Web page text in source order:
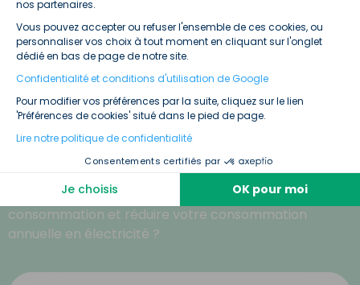
Appelez le service client téléphonique de votre
fournisseur d’énergie, ils pourront vous aider sans
problème. Le service client d’Ohm Énergie est
disponible en ligne sur notre chat 24h/24 et 7j/7 et au
09 70 70 21 25
Nos meilleurs conseils pour optimiser
votre consommation d’électricité
Envie de plus de conseils pour revoir vos habitudes de
consommation et réduire votre consommation
annuelle en électricité ?
nos partenaires.
Vous pouvez accepter ou refuser l'ensemble de ces cookies, ou
personnaliser vos choix à tout moment en cliquant sur l'onglet
dédié en bas de page de notre site.
Confidentialité et conditions d'utilisation de Google
Pour modifier vos préférences par la suite, cliquez sur le lien
'Préférences de cookies' situé dans le pied de page.
Lire notre politique de confidentialité
Consentements certifiés par
Je choisis OK pour moi